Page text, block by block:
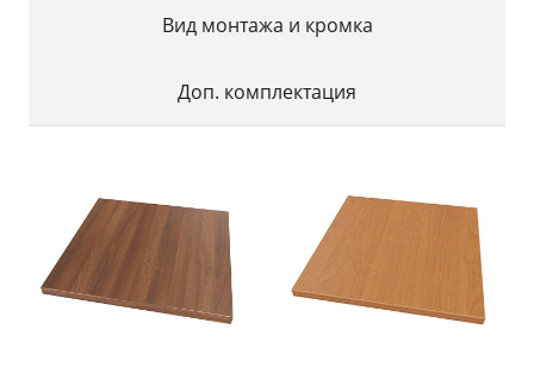
Вид монтажа и кромка
Доп. комплектация